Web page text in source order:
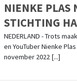
NIENKE PLAS
STICHTING
NEDERLAND - Trots
en YouTuber Nienke
november 2022 [...]